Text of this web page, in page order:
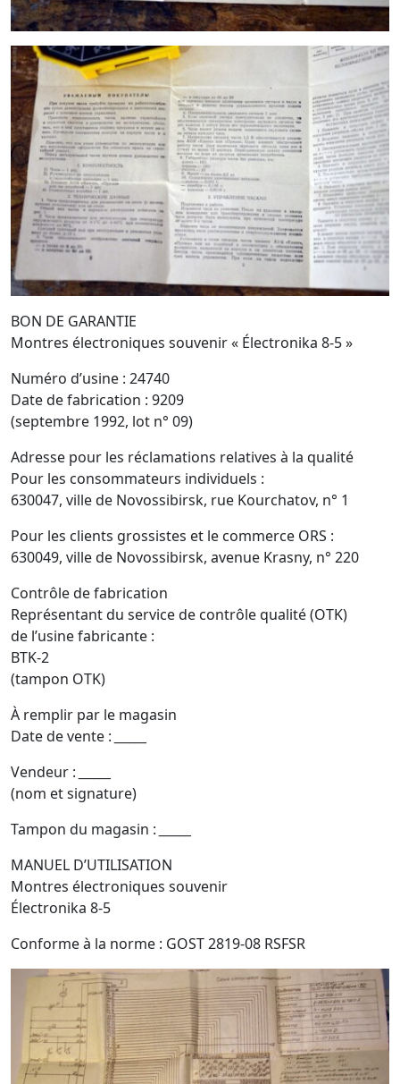
BON DE GARANTIE
Montres électroniques souvenir « Électronika 8-5 »
Numéro d’usine : 24740
Date de fabrication : 9209
(septembre 1992, lot n° 09)
Adresse pour les réclamations relatives à la qualité
Pour les consommateurs individuels :
630047, ville de Novossibirsk, rue Kourchatov, n° 1
Pour les clients grossistes et le commerce ORS :
630049, ville de Novossibirsk, avenue Krasny, n° 220
Contrôle de fabrication
Représentant du service de contrôle qualité (OTK)
de l’usine fabricante :
BTK-2
(tampon OTK)
À remplir par le magasin
Date de vente :
Vendeur :
(nom et signature)
Tampon du magasin :
MANUEL D’UTILISATION
Montres électroniques souvenir
Électronika 8-5
Conforme à la norme : GOST 2819-08 RSFSR